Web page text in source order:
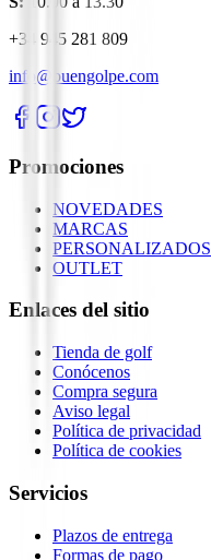
+34 945 281 809
info@buengolpe.com
Promociones
NOVEDADES
MARCAS
PERSONALIZADOS
OUTLET
Enlaces del sitio
Tienda de golf
Conócenos
Compra segura
Aviso legal
Política de privacidad
Política de cookies
Servicios
Plazos de entrega
Formas de pago